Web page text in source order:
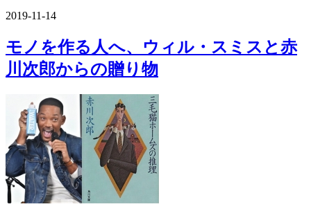
2019-11-14
モノを作る人へ、ウィル・スミスと赤
川次郎からの贈り物